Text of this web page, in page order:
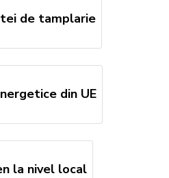
de tamplarie
din UE
la nivel local